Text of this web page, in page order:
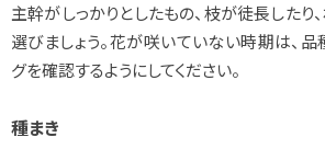
主幹がしっかりとしたもの、枝が徒長したり
選びましょう。花が咲いていない時期は、
グを確認するようにしてください。
種まき